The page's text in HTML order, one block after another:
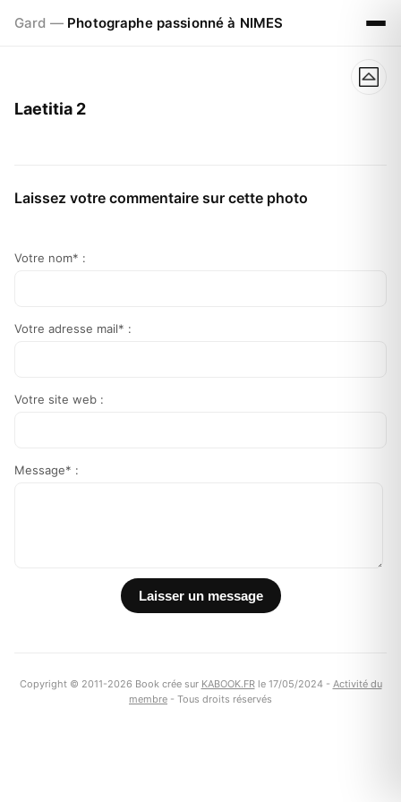
Gard — Photographe passionné à NIMES
Laetitia 2
Laissez votre commentaire sur cette photo
Votre nom* :
Votre adresse mail* :
Votre site web :
Message* :
Copyright © 2011-2026 Book crée sur KABOOK.FRle 17/05/2024 - Activité du
membre - Tous droits réservés